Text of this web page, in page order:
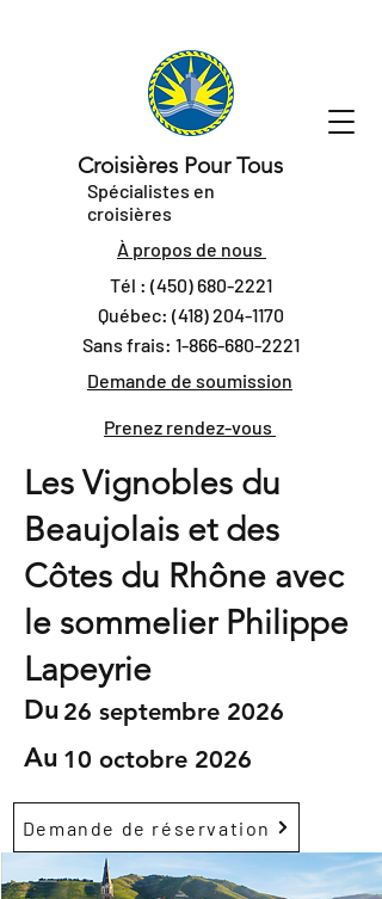
Croisières Pour Tous
Spécialistes en
croisières
À propos de nous
Tél : (450) 680-2221
Québec: (418) 204-1170
Sans frais: 1-866-680-2221
Demande de soumission
Prenez rendez-vous
Les Vignobles du
Beaujolais et des
Côtes du Rhône avec
le sommelier Philippe
Lapeyrie
Du 26 septembre 2026
Au 10 octobre 2026
Demande de réservation